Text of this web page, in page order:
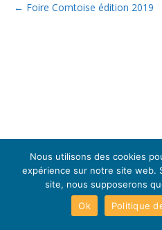
← Foire Comtoise édition 2019
Nous utilisons des cookies
expérience sur notre site web.
site, nous supposerons
Ok
Politique